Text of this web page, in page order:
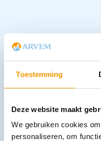
Toestemming
Deze website maakt
We gebruiken cookies
personaliseren, om
Andere
categorie: